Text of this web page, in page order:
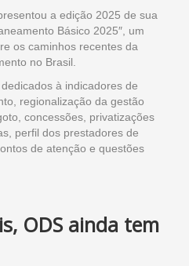
a edição 2025 de sua
Básico 2025″, um
os caminhos recentes da
no Brasil.
à indicadores de
regionalização da gestão
concessões, privatizações
perfil dos prestadores de
de atenção e questões
ODS ainda tem